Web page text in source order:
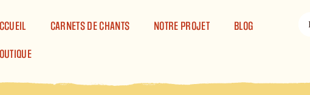
CARNETS DE CHANTS NOTRE PROJET BLOG